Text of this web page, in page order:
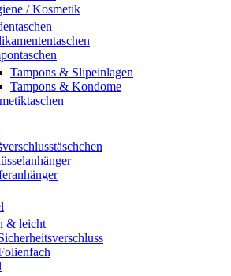
/ Kosmetik
Tampons & Slipeinlagen
Tampons & Kondome
& leicht